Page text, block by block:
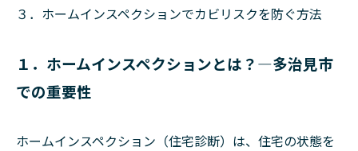
３．ホームインスペクションでカビリスクを防ぐ方法
１．ホームインスペクションとは？—多治見市
での重要性
ホームインスペクション（住宅診断）は、住宅の状態を